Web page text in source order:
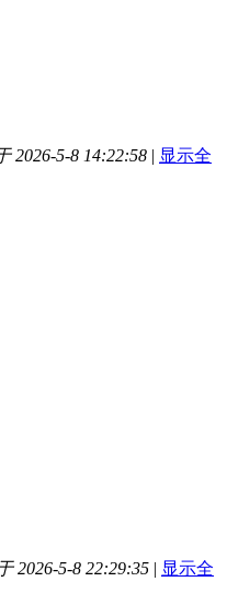
2026-5-8 14:22:58 | 显示全
2026-5-8 22:29:35 | 显示全